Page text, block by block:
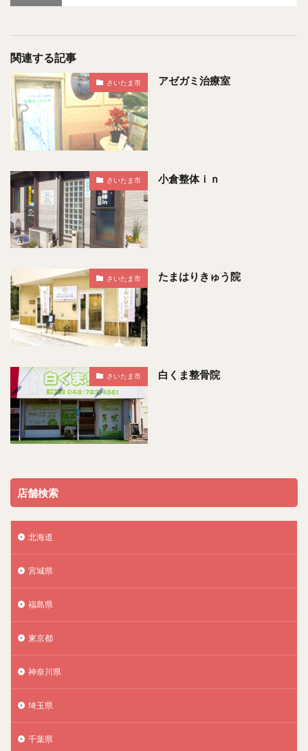
関連する記事
さいたま市 アゼガミ治療室
さいたま市 小倉整体ｉｎ
さいたま市 たまはりきゅう院
さいたま市 白くま整骨院
店舗検索
北海道
宮城県
福島県
東京都
神奈川県
埼玉県
千葉県